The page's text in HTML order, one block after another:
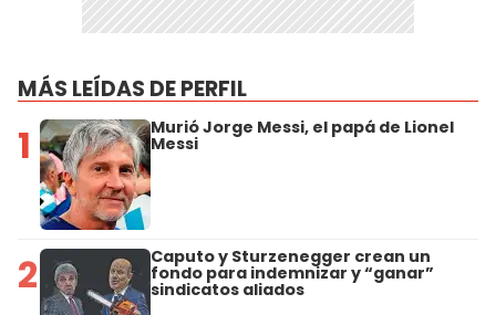
MÁS LEÍDAS DE PERFIL
1 Murió Jorge Messi, el papá de Lionel
Messi
2 Caputo y Sturzenegger crean un
fondo para indemnizar y “ganar”
sindicatos aliados